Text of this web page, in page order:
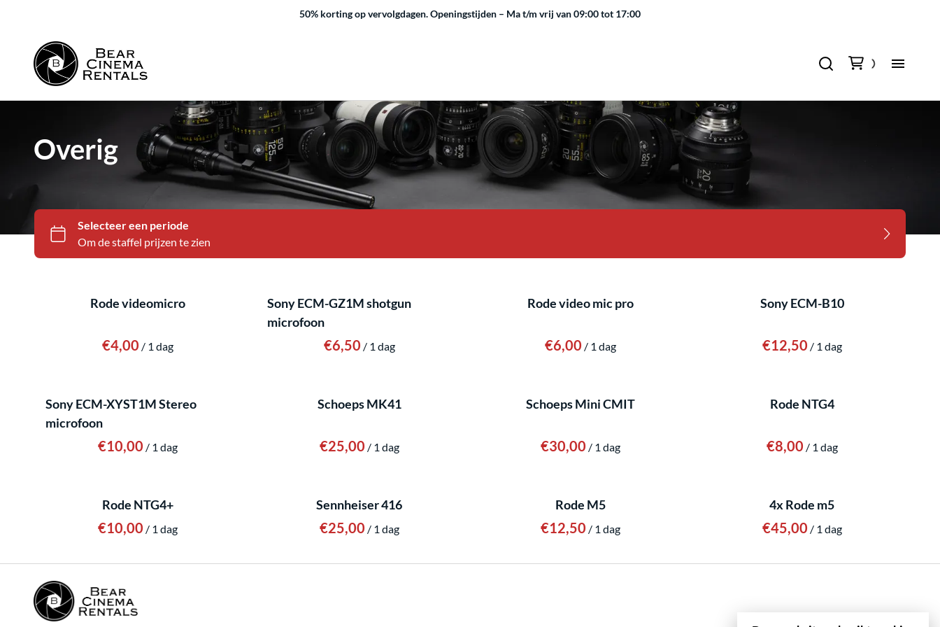
50% korting op vervolgdagen.Openingstijden – Ma t/m vrij van 09:00 tot 17:00
Overig
Rode videomicro
/
Sony ECM-GZ1M shotgun
microfoon
/
Rode video mic pro
/
Sony ECM-B10
/
Sony ECM-XYST1M Stereo
microfoon
/
Schoeps MK41
/
Schoeps Mini CMIT
/
Rode NTG4
/
Rode NTG4+
/
Sennheiser 416
/
Rode M5
/
4x Rode m5
/